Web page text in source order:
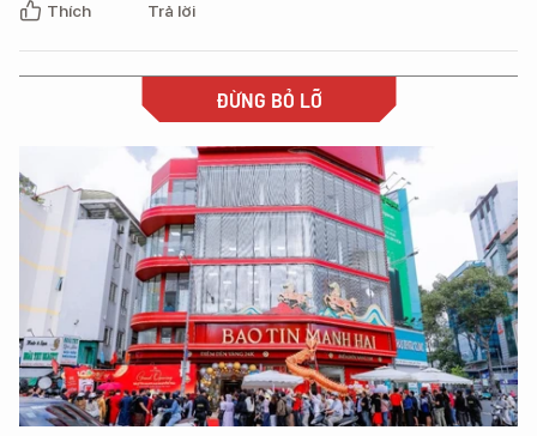
Thích Trả lời
ĐỪNG BỎ LỠ